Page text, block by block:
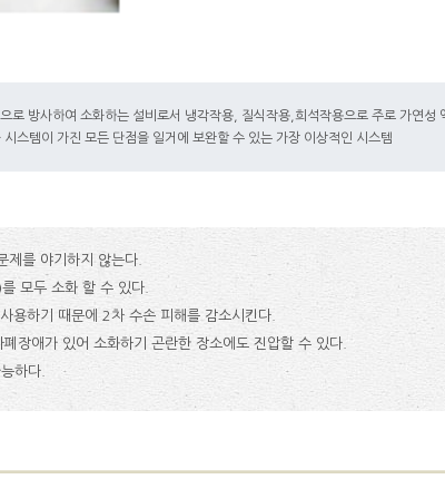
로 방사하여 소화하는 설비로서 냉각작용, 질식작용,희석작용으로 주로 가연성
스템이 가진 모든 단점을 일거에 보완할 수 있는 가장 이상적인 시스템
제를 야기하지 않는다.
모두 소화 할 수 있다.
용하기 때문에 2차 수손 피해를 감소시킨다.
장애가 있어 소화하기 곤란한 장소에도 진압할 수 있다.
하다.